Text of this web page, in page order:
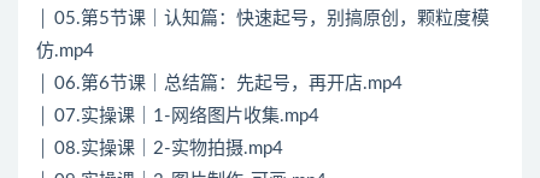
│ 05.第5节课｜认知篇：快速起号，别搞原创，颗粒度模
仿.mp4
│ 06.第6节课｜总结篇：先起号，再开店.mp4
│ 07.实操课｜1-网络图片收集.mp4
│ 08.实操课｜2-实物拍摄.mp4